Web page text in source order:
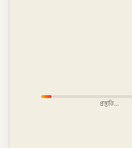
প্রস্তুতি…